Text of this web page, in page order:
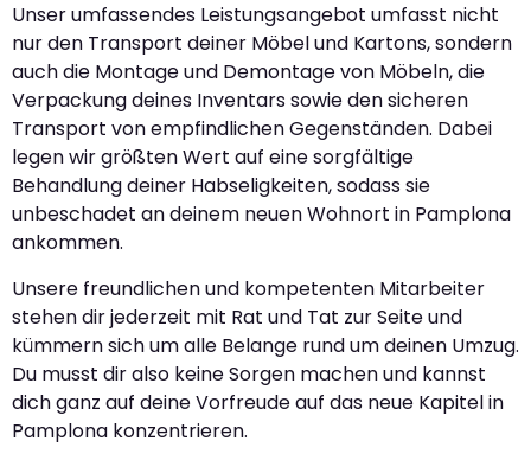
Unser umfassendes Leistungsangebot umfasst nicht
nur den Transport deiner Möbel und Kartons, sondern
auch die Montage und Demontage von Möbeln, die
Verpackung deines Inventars sowie den sicheren
Transport von empfindlichen Gegenständen. Dabei
legen wir größten Wert auf eine sorgfältige
Behandlung deiner Habseligkeiten, sodass sie
unbeschadet an deinem neuen Wohnort in Pamplona
ankommen.
Unsere freundlichen und kompetenten Mitarbeiter
stehen dir jederzeit mit Rat und Tat zur Seite und
kümmern sich um alle Belange rund um deinen Umzug.
Du musst dir also keine Sorgen machen und kannst
dich ganz auf deine Vorfreude auf das neue Kapitel in
Pamplona konzentrieren.